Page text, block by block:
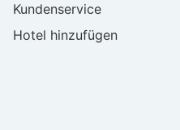
Kundenservice
Hotel hinzufügen